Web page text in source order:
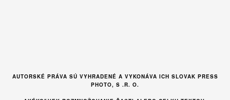
AUTORSKÉ PRÁVA SÚ VYHRADENÉ A VYKONÁVA ICH SLOVAK PRESS
PHOTO, S .R. O.